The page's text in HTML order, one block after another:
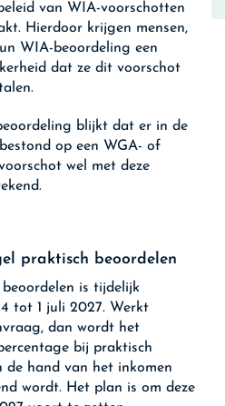
van WIA-voorschotten
Hierdoor krijgen mensen,
WIA-beoordeling een
dat ze dit voorschot
blijkt dat er in de
op een WGA- of
wel met deze
praktisch beoordelen
is tijdelijk
tot 1 juli 2027. Werkt
dan wordt het
bij praktisch
de hand van het inkomen
wordt. Het plan is om deze